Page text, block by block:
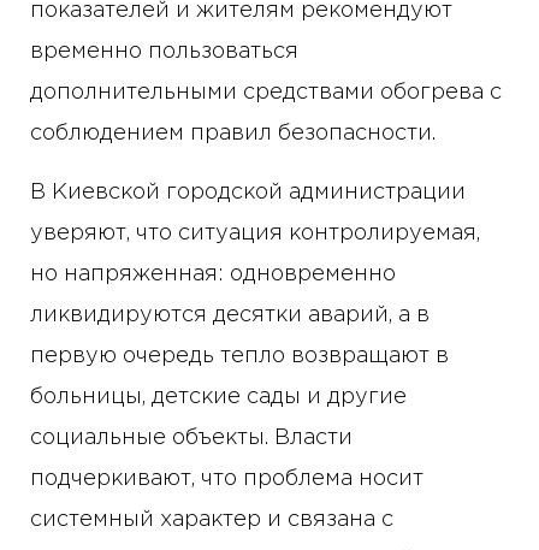
показателей и жителям рекомендуют
временно пользоваться
дополнительными средствами обогрева с
соблюдением правил безопасности.
В Киевской городской администрации
уверяют, что ситуация контролируемая,
но напряженная: одновременно
ликвидируются десятки аварий, а в
первую очередь тепло возвращают в
больницы, детские сады и другие
социальные объекты. Власти
подчеркивают, что проблема носит
системный характер и связана с